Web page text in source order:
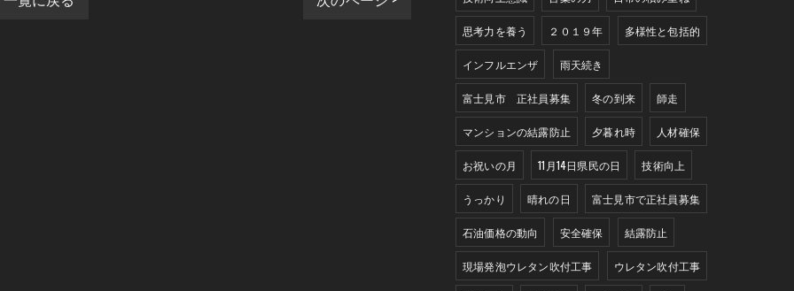
思考力を養う ２０１９年 多様性と包括的
インフルエンザ 雨天続き
富士見市 正社員募集 冬の到来 師走
マンションの結露防止 夕暮れ時 人材確保
お祝いの月 11月14日県民の日 技術向上
うっかり 晴れの日 富士見市で正社員募集
石油価格の動向 安全確保 結露防止
現場発泡ウレタン吹付工事 ウレタン吹付工事